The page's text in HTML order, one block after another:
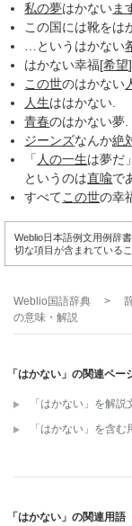
私の夢はかないま
この国には靴をは
…というはかない
はかない幸福[希望
この世のはかない
人生ははかない.
青春のはかない夢.
ジーンズなんか絶
「 人の一生は夢だ
というのは直喩で
すべてこの世の幸
Weblio日本語例文用例辞
切な項目が含まれている
Weblio国語辞典 >
の意味・解説
「はかない」の関連ペー
「はかない」を解
「はかない」を含む
「はかない」の関連用語